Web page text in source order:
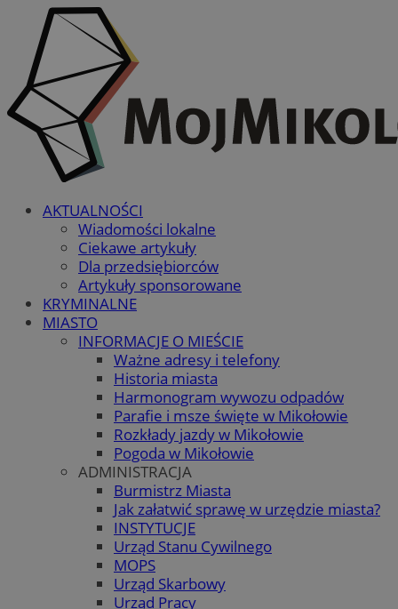
AKTUALNOŚCI
Wiadomości lokalne
Ciekawe artykuły
Dla przedsiębiorców
Artykuły sponsorowane
KRYMINALNE
MIASTO
INFORMACJE O MIEŚCIE
Ważne adresy i telefony
Historia miasta
Harmonogram wywozu odpadów
Parafie i msze święte w Mikołowie
Rozkłady jazdy w Mikołowie
Pogoda w Mikołowie
ADMINISTRACJA
Burmistrz Miasta
Jak załatwić sprawę w urzędzie miasta?
INSTYTUCJE
Urząd Stanu Cywilnego
MOPS
Urząd Skarbowy
Urząd Pracy